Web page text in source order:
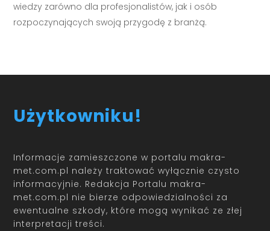
wiedzy zarówno dla profesjonalistów, jak i osób
rozpoczynających swoją przygodę z branżą.
Użytkowniku!
Informacje zamieszczone w portalu makra-
met.com.pl należy traktować wyłącznie czysto
informacyjnie. Redakcja Portalu makra-
met.com.pl nie bierze odpowiedzialności za
ewentualne szkody, które mogą wynikać ze złej
interpretacji treści.